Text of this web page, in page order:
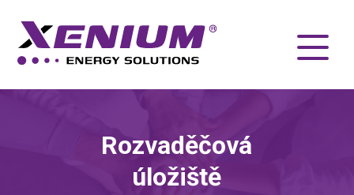
Rozvaděčová
úložiště